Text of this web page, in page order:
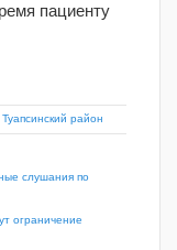
пациенту
Туапсинский район
слушания по
ограничение